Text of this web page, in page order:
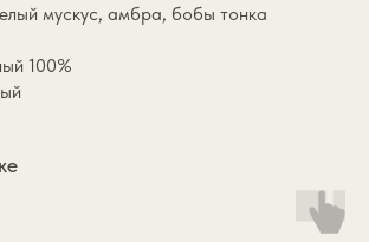
мускус, амбра, бобы тонка
100%